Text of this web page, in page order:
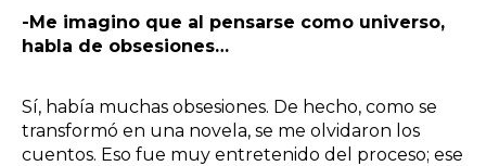
-Me imagino que al pensarse como universo,
habla de obsesiones…
Sí, había muchas obsesiones. De hecho, como se
transformó en una novela, se me olvidaron los
cuentos. Eso fue muy entretenido del proceso; ese